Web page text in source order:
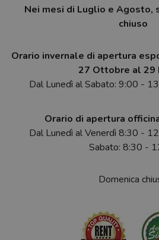
Nei mesi di Luglio e Agosto,
chiuso
Orario invernale di apertura
27 Ottobre al 29
Dal Lunedì al Sabato: 9:00 -
Orario di apertura
Dal Lunedì al Venerdì 8:30 -
Sabato: 8:30 -
Domenica